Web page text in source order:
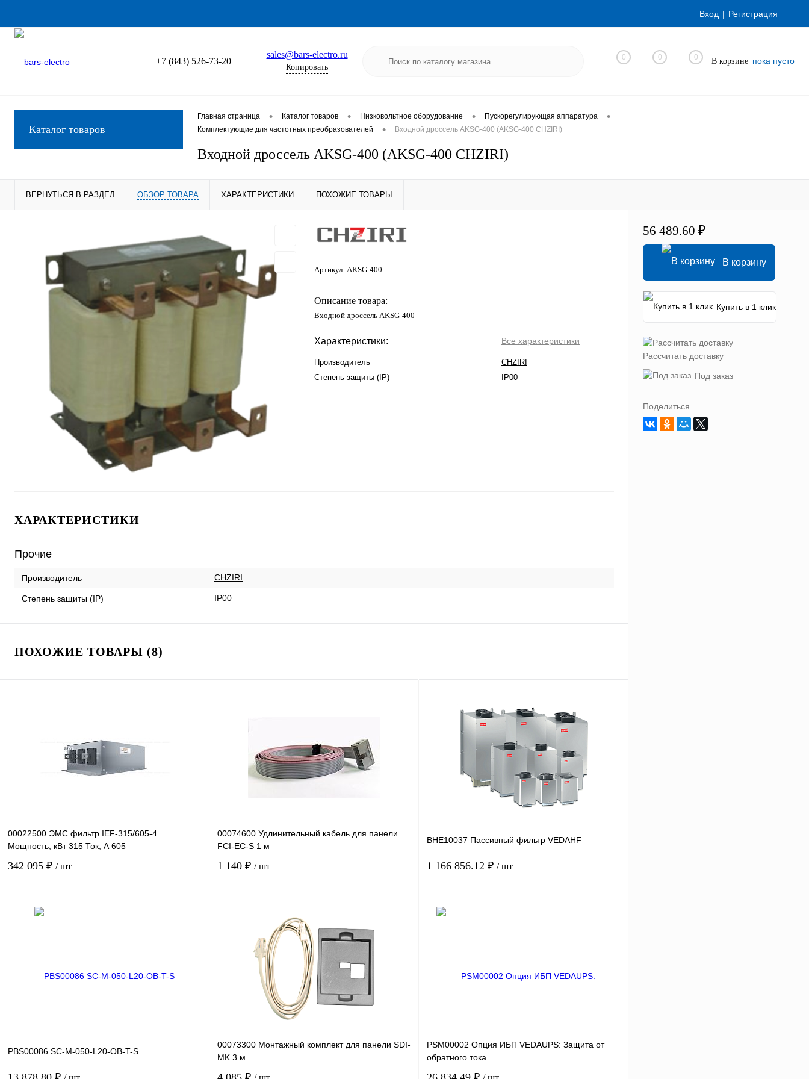
Вход Регистрация
+7 (843) 526-73-20
sales@bars-electro.ru
Копировать
0 0 0 В корзине пока пусто
Каталог товаров
Главная страница • Каталог товаров • Низковольтное оборудование • Пускорегулирующая аппаратура •
Комплектующие для частотных преобразователей • Входной дроссель AKSG-400 (AKSG-400 CHZIRI)
Входной дроссель AKSG-400 (AKSG-400 CHZIRI)
ВЕРНУТЬСЯ В РАЗДЕЛ ОБЗОР ТОВАРА ХАРАКТЕРИСТИКИ ПОХОЖИЕ ТОВАРЫ
Артикул: AKSG-400
Описание товара:
Входной дроссель AKSG-400
Характеристики: Все характеристики
Производитель
CHZIRI
Степень защиты (IP)
IP00
ХАРАКТЕРИСТИКИ
Прочие
Производитель CHZIRI
Степень защиты (IP) IP00
ПОХОЖИЕ ТОВАРЫ (8)
00022500 ЭМС фильтр IEF-315/605-4
Мощность, кВт 315 Ток, А 605
342 095 ₽ / шт
00074600 Удлинительный кабель для панели
FCI-EC-S 1 м
1 140 ₽ / шт
Купить в 1 клик
В избранное Под заказ
BHE10037 Пассивный фильтр VEDAHF
1 166 856.12 ₽ / шт
PBS00086 SC-M-050-L20-OB-T-S
00073300 Монтажный комплект для панели SDI-
MK 3 м
PSM00002 Опция ИБП VEDAUPS: Защита от
обратного тока
56 489.60 ₽
В корзину
Купить в 1 клик
Рассчитать доставку
Под заказ
Поделиться